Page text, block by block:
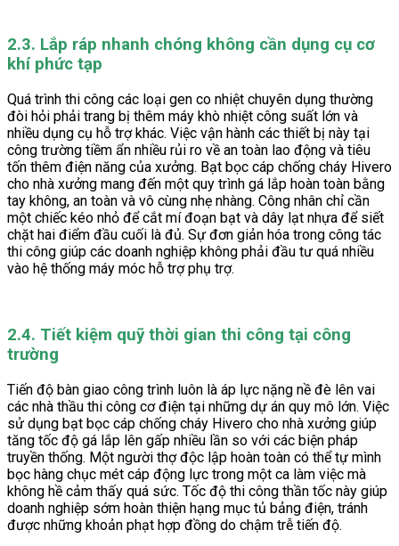
2.3. Lắp ráp nhanh chóng không cần dụng cụ cơ
khí phức tạp
Quá trình thi công các loại gen co nhiệt chuyên dụng thường
đòi hỏi phải trang bị thêm máy khò nhiệt công suất lớn và
nhiều dụng cụ hỗ trợ khác. Việc vận hành các thiết bị này tại
công trường tiềm ẩn nhiều rủi ro về an toàn lao động và tiêu
tốn thêm điện năng của xưởng. Bạt bọc cáp chống cháy Hivero
cho nhà xưởng mang đến một quy trình gá lắp hoàn toàn bằng
tay không, an toàn và vô cùng nhẹ nhàng. Công nhân chỉ cần
một chiếc kéo nhỏ để cắt mí đoạn bạt và dây lạt nhựa để siết
chặt hai điểm đầu cuối là đủ. Sự đơn giản hóa trong công tác
thi công giúp các doanh nghiệp không phải đầu tư quá nhiều
vào hệ thống máy móc hỗ trợ phụ trợ.
2.4. Tiết kiệm quỹ thời gian thi công tại công
trường
Tiến độ bàn giao công trình luôn là áp lực nặng nề đè lên vai
các nhà thầu thi công cơ điện tại những dự án quy mô lớn. Việc
sử dụng bạt bọc cáp chống cháy Hivero cho nhà xưởng giúp
tăng tốc độ gá lắp lên gấp nhiều lần so với các biện pháp
truyền thống. Một người thợ độc lập hoàn toàn có thể tự mình
bọc hàng chục mét cáp động lực trong một ca làm việc mà
không hề cảm thấy quá sức. Tốc độ thi công thần tốc này giúp
doanh nghiệp sớm hoàn thiện hạng mục tủ bảng điện, tránh
được những khoản phạt hợp đồng do chậm trễ tiến độ.